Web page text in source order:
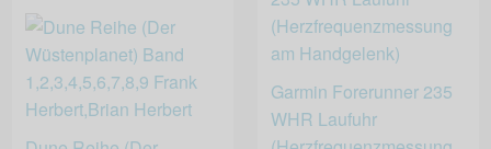
Garmin Forerunner 235
WHR Laufuhr